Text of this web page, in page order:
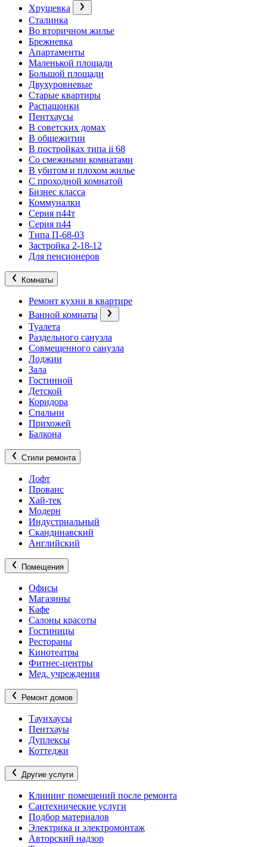
Хрущевка
Сталинка
Во вторичном жилье
Брежневка
Апартаменты
Маленькой площади
Большой площади
Двухуровневые
Старые квартиры
Распашонки
Пентхаусы
В советских домах
В общежитии
В постройках типа ii 68
Со смежными комнатами
В убитом и плохом жилье
С проходной комнатой
Бизнес класса
Коммуналки
Серия п44т
Серия п44
Типа П-68-03
Застройка 2-18-12
Для пенсионеров
Комнаты
Ремонт кухни в квартире
Ванной комнаты
Туалета
Раздельного санузла
Совмещенного санузла
Лоджии
Зала
Гостинной
Детской
Коридора
Спальни
Прихожей
Балкона
Стили ремонта
Лофт
Прованс
Хай-тек
Модерн
Индустриальный
Скандинавский
Английский
Помещения
Офисы
Магазины
Кафе
Салоны красоты
Гостиницы
Рестораны
Кинотеатры
Фитнес-центры
Мед. учреждения
Ремонт домов
Таунхаусы
Пентхауы
Дуплексы
Коттеджи
Другие услуги
Клининг помещений после ремонта
Сантехнические услуги
Подбор материалов
Электрика и электромонтаж
Авторский надзор